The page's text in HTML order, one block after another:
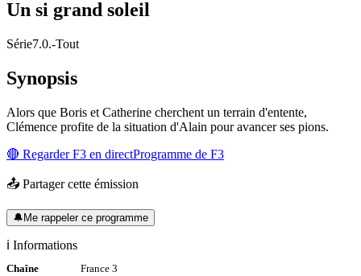
Un si grand soleil
Série7.0.-Tout
Synopsis
Alors que Boris et Catherine cherchent un terrain d'entente,
Clémence profite de la situation d'Alain pour avancer ses pions.
🔴 RegarderF3 en directProgramme de F3
📤 Partager cette émission
🔔Me rappeler ce programme
ℹ️ Informations
Chaîne
France 3